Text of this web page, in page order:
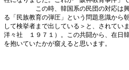
この時、韓国系の民団の対応は興味
る「民族教育の弾圧」という問題意識から
して検挙者まで出している＞と、されてい
洋々社　１９７１）。この共闘から、在日
を抱いていたかが窺えると思い